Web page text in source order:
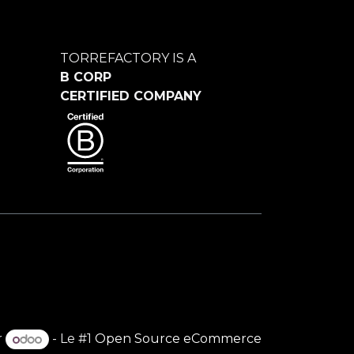
TORREFACTORY IS A
B CORP
CERTIFIED COMPANY
- Le #1 Open Source eCommerce